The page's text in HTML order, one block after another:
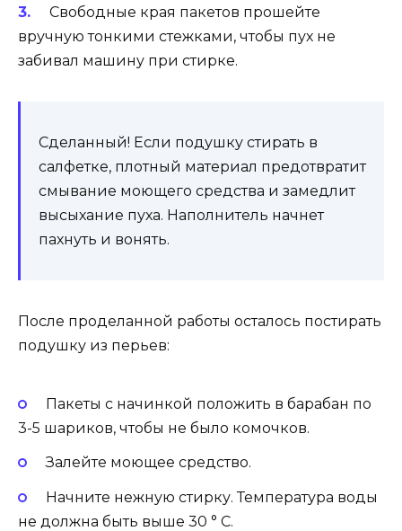
Свободные края пакетов прошейте
вручную тонкими стежками, чтобы пух не
забивал машину при стирке.
Сделанный! Если подушку стирать в
салфетке, плотный материал предотвратит
смывание моющего средства и замедлит
высыхание пуха. Наполнитель начнет
пахнуть и вонять.
После проделанной работы осталось постирать
подушку из перьев:
Пакеты с начинкой положить в барабан по
3-5 шариков, чтобы не было комочков.
Залейте моющее средство.
Начните нежную стирку. Температура воды
не должна быть выше 30 ° C.